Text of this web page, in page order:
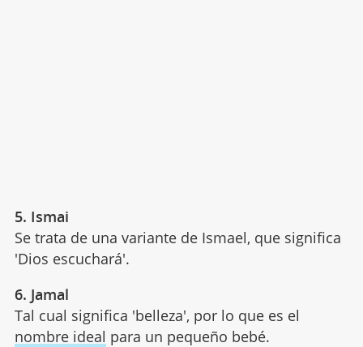
5. Ismai
Se trata de una variante de Ismael, que significa
'Dios escuchará'.
6. Jamal
Tal cual significa 'belleza', por lo que es el
nombre ideal para un pequeño bebé.